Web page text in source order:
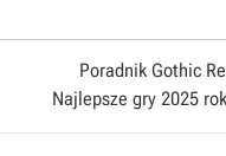
Poradnik Gothic
Najlepsze gry 2025